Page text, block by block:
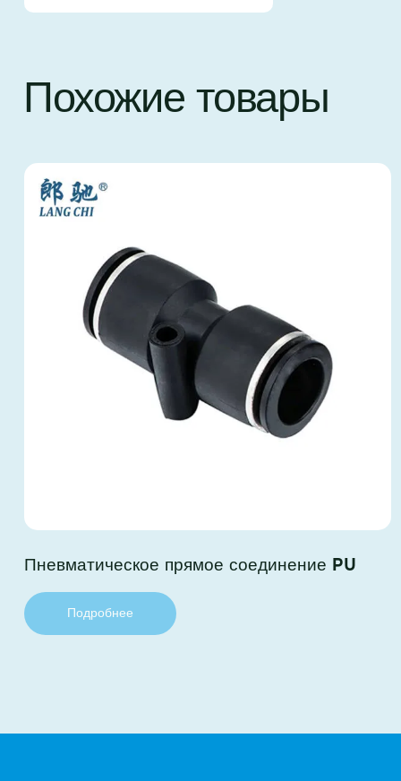
Похожие товары
Пневматическое прямое соединение PU
Подробнее